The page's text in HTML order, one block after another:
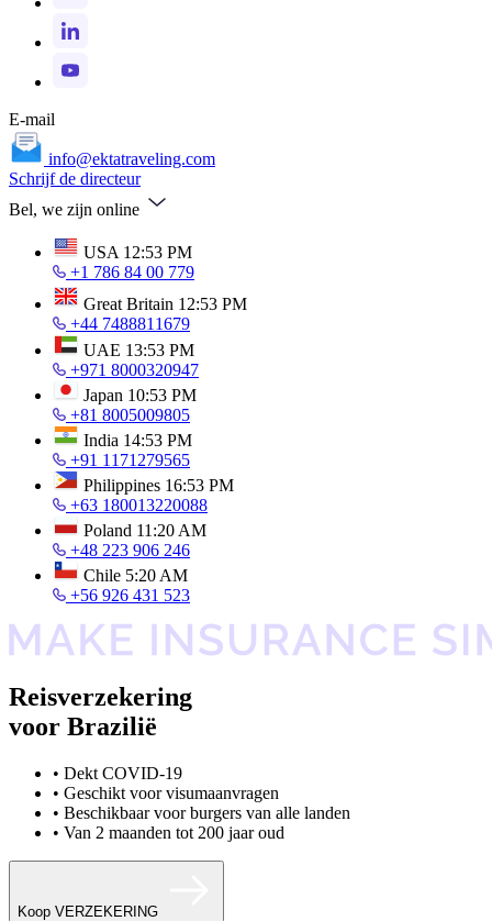
E-mail
info@ektatraveling.com
Schrijf de directeur
Bel, we zijn online
USA 12:53 PM
+1 786 84 00 779
Great Britain 12:53 PM
+44 7488811679
UAE 13:53 PM
+971 8000320947
Japan 10:53 PM
+81 8005009805
India 14:53 PM
+91 1171279565
Philippines 16:53 PM
+63 180013220088
Poland 11:20 AM
+48 223 906 246
Chile 5:20 AM
+56 926 431 523
Reisverzekering
voor Brazilië
• Dekt COVID-19
• Geschikt voor visumaanvragen
• Beschikbaar voor burgers van alle landen
• Van 2 maanden tot 200 jaar oud
Koop VERZEKERING